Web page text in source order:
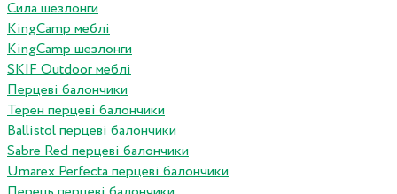
Сила шезлонги
KingCamp меблі
KingCamp шезлонги
SKIF Outdoor меблі
Перцеві балончики
Терен перцеві балончики
Ballistol перцеві балончики
Sabre Red перцеві балончики
Umarex Perfecta перцеві балончики